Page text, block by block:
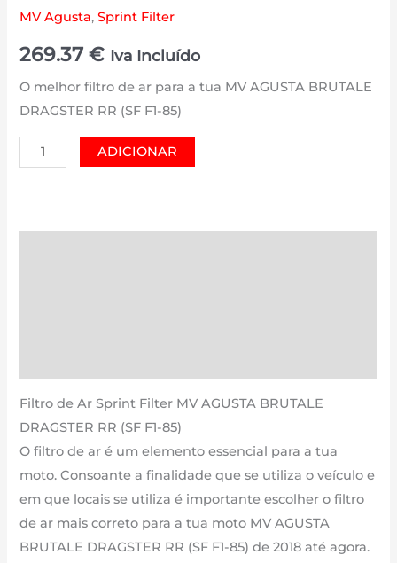
MV Agusta,Sprint Filter
269.37€ Iva Incluído
O melhor filtro de ar para a tua MV AGUSTA BRUTALE
DRAGSTER RR (SF F1-85)
Quantidade
de
800
cm3
-
CM135S
F1-
85
de
ADICIONAR
Filtro de Ar Sprint Filter MV AGUSTA BRUTALE
DRAGSTER RR (SF F1-85)
O filtro de ar é um elemento essencial para a tua
moto. Consoante a finalidade que se utiliza o veículo e
em que locais se utiliza é importante escolher o filtro
de ar mais correto para a tua moto MV AGUSTA
BRUTALE DRAGSTER RR (SF F1-85) de 2018 até agora.